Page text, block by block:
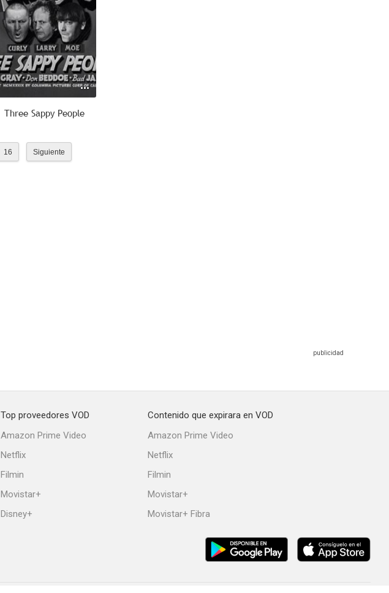
Three Sappy People
16 Siguiente
Top proveedores VOD
Amazon Prime Video
Netflix
Filmin
Movistar+
Disney+
Contenido que expirara en VOD
Amazon Prime Video
Netflix
Filmin
Movistar+
Movistar+ Fibra